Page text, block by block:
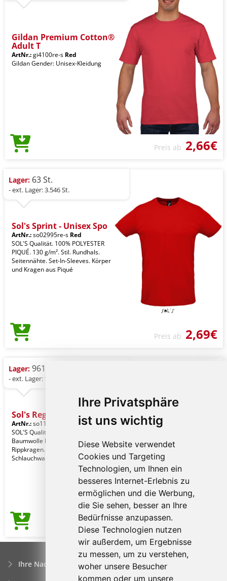
Ihre Privatsphäre
ist uns wichtig
Diese Website verwendet
Cookies und Targeting
Technologien, um Ihnen ein
besseres Internet-Erlebnis zu
ermöglichen und die Werbung,
die Sie sehen, besser an Ihre
Bedürfnisse anzupassen.
Diese Technologien nutzen
wir außerdem, um Ergebnisse
zu messen, um zu verstehen,
woher unsere Besucher
kommen oder um unsere
Gildan Premium Cotton®
Adult T
ArtNr.:gi4100re-s Red
Gildan Gender: Unisex-Kleidung
Preis ab 2,66€
Lager: 63 St.
- ext. Lager: 3.546 St.
Sol's Sprint - Unisex Spo
ArtNr.:so02995re-s Red
SOL'S Qualität. 100% POLYESTER
PIQUÉ. 130 g/m². Stil. Rundhals.
Seitennähte. Set-In-Sleeves. Körper
und Kragen aus Piqué
Preis ab 2,69€
Lager: 961 St.
- ext. Lager: 15.171 St.
Sol's Regent - Unisex Rou
ArtNr.:so11380bu-s
Maroon
SOL'S Qualität. 100% halbgekämmte
Baumwolle Ringspun. Nackenband.
Rippkragen. Stil. kurzarm.
Schlauchware. Gender: Unise
Preis ab
Ihre Nachfrage